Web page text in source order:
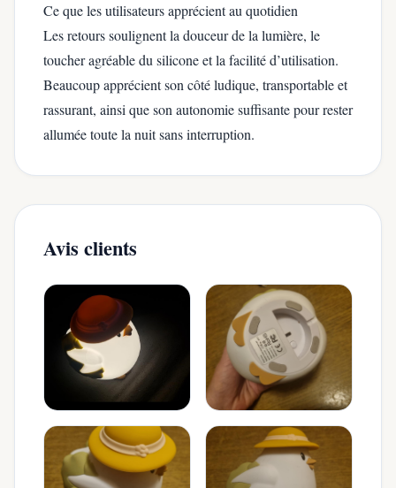
Ce que les utilisateurs apprécient au quotidien
Les retours soulignent la douceur de la lumière, le
toucher agréable du silicone et la facilité d’utilisation.
Beaucoup apprécient son côté ludique, transportable et
rassurant, ainsi que son autonomie suffisante pour rester
allumée toute la nuit sans interruption.
Avis clients